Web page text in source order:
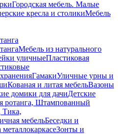
Городская мебель. Малые
кресла и столикиМебель
Мебель из натурального
уличныеПластиковая
ГамакиУличные урны и
Кованая и литая мебельВазоны
домики для дачиДетские
ротанга, Штампованный
Тика,
мебельБеседки и
Зонты и